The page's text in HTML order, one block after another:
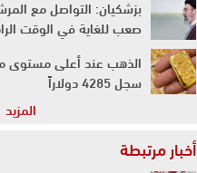
بزشكيان: التواصل مع
صعب للغاية في الوقت
سجل 4285 دولاراً
المزيد
أخبار مرتبطة